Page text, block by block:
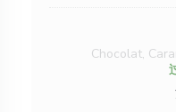
Chocolat,